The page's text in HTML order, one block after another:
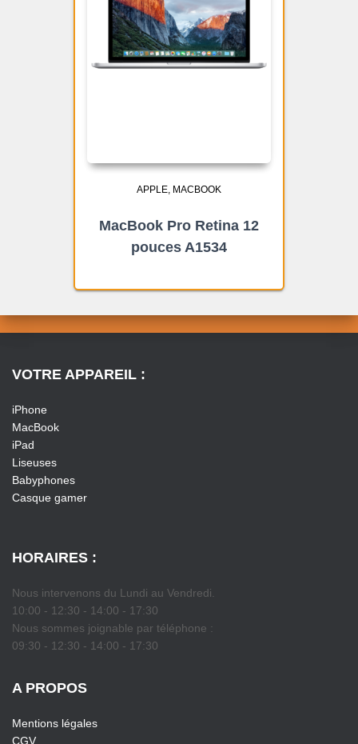
APPLE MACBOOK
MacBook Pro Retina 12
pouces A1534
VOTRE APPAREIL :
iPhone
MacBook
iPad
Liseuses
Babyphones
Casque gamer
HORAIRES :
Nous intervenons du Lundi au Vendredi.
10:00 - 12:30 - 14:00 - 17:30
Nous sommes joignable par téléphone :
09:30 - 12:30 - 14:00 - 17:30
A PROPOS
Mentions légales
CGV